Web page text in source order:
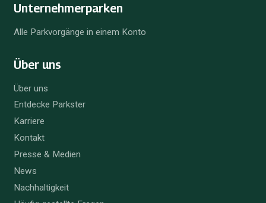
Unternehmer­parken
Alle Parkvorgänge in einem Konto
Über uns
Über uns
Entdecke Parkster
Karriere
Kontakt
Presse & Medien
News
Nachhaltigkeit